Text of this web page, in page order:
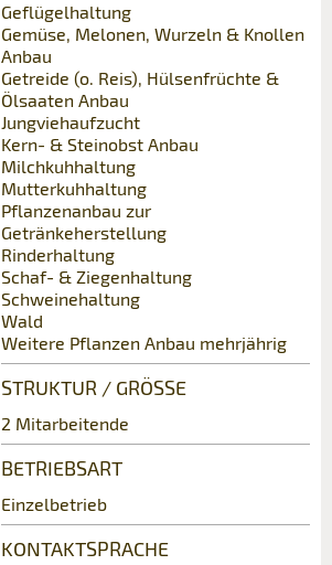
Geflügelhaltung
Gemüse, Melonen, Wurzeln & Knollen
Anbau
Getreide (o. Reis), Hülsenfrüchte &
Ölsaaten Anbau
Jungviehaufzucht
Kern- & Steinobst Anbau
Milchkuhhaltung
Mutterkuhhaltung
Pflanzenanbau zur
Getränkeherstellung
Rinderhaltung
Schaf- & Ziegenhaltung
Schweinehaltung
Wald
Weitere Pflanzen Anbau mehrjährig
STRUKTUR / GRÖSSE
2 Mitarbeitende
BETRIEBSART
Einzelbetrieb
KONTAKTSPRACHE